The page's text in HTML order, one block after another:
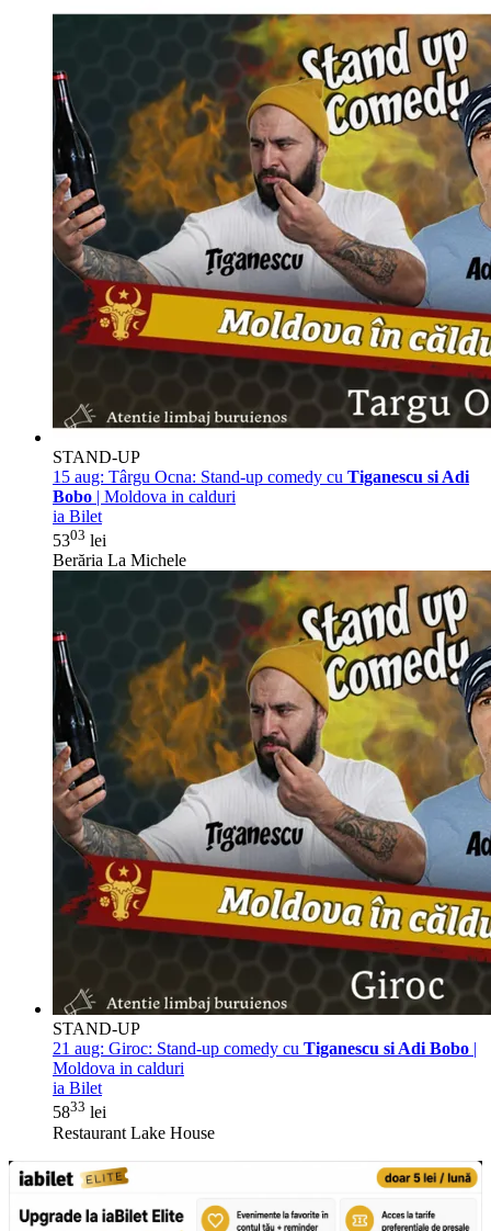
STAND-UP
15 aug: Târgu Ocna: Stand-up comedy cu Tiganescu si Adi
Bobo | Moldova in calduri
ia Bilet
5303 lei
Berăria La Michele
STAND-UP
21 aug: Giroc: Stand-up comedy cu Tiganescu si Adi Bobo |
Moldova in calduri
ia Bilet
5833 lei
Restaurant Lake House